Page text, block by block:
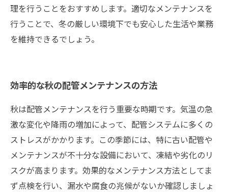
理を行うことをおすすめします。適切なメンテナンスを
行うことで、冬の厳しい環境下でも安心した生活や業務
を維持できるでしょう。
効率的な秋の配管メンテナンスの方法
秋は配管メンテナンスを行う重要な時期です。気温の急
激な変化や降雨の増加によって、配管システムに多くの
ストレスがかかります。この季節には、特に古い配管や
メンテナンスが不十分な設備において、凍結や劣化のリ
スクが高まります。効果的なメンテナンス方法としてま
ず点検を行い、漏水や腐食の兆候がないか確認しましょ